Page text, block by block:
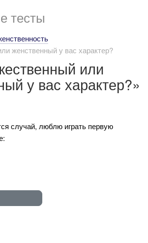
тесты
женственный у вас характер?
или
у вас характер?»
случай, люблю играть первую